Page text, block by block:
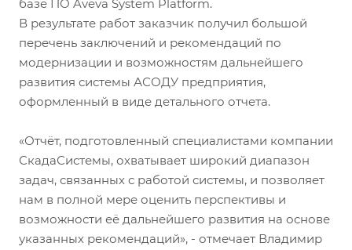
базе ПО Aveva System Platform.
В результате работ заказчик получил большой
перечень заключений и рекомендаций по
модернизации и возможностям дальнейшего
развития системы АСОДУ предприятия,
оформленный в виде детального отчета.
«Отчёт, подготовленный специалистами компании
СкадаСистемы, охватывает широкий диапазон
задач, связанных с работой системы, и позволяет
нам в полной мере оценить перспективы и
возможности её дальнейшего развития на основе
указанных рекомендаций», - отмечает Владимир